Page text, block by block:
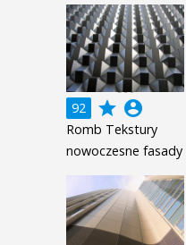
92 grade account_circle
Romb Tekstury
nowoczesne fasady